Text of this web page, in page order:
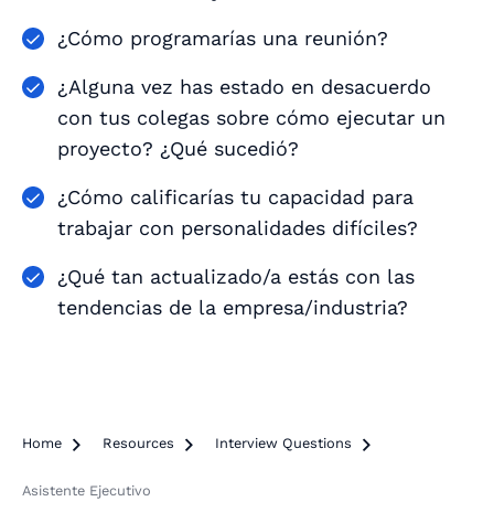
¿Cómo programarías una reunión?
¿Alguna vez has estado en desacuerdo
con tus colegas sobre cómo ejecutar un
proyecto? ¿Qué sucedió?
¿Cómo calificarías tu capacidad para
trabajar con personalidades difíciles?
¿Qué tan actualizado/a estás con las
tendencias de la empresa/industria?
Home  Resources  Interview Questions 
Asistente Ejecutivo